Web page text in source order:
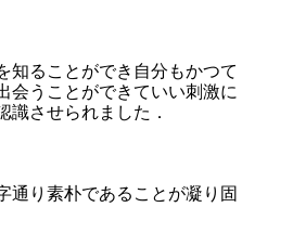
知ることができ自分もかつて
会うことができていい刺激に
識させられました．
通り素朴であることが凝り固